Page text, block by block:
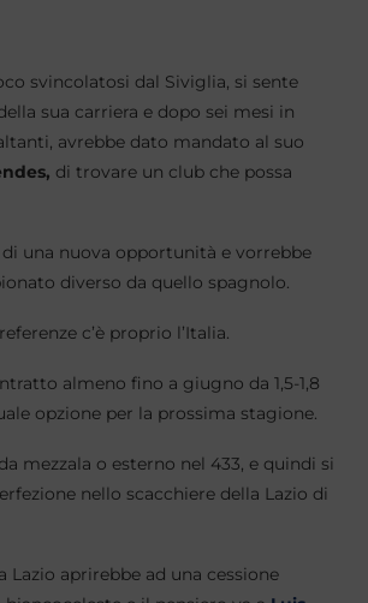
svincolatosi dal Siviglia, si sente
sua carriera e dopo sei mesi in
avrebbe dato mandato al suo
di trovare un club che possa
di una nuova opportunità e vorrebbe
diverso da quello spagnolo.
c’è proprio l’Italia.
almeno fino a giugno da 1,5-1,8
opzione per la prossima stagione.
mezzala o esterno nel 433, e quindi si
nello scacchiere della Lazio di
Lazio aprirebbe ad una cessione